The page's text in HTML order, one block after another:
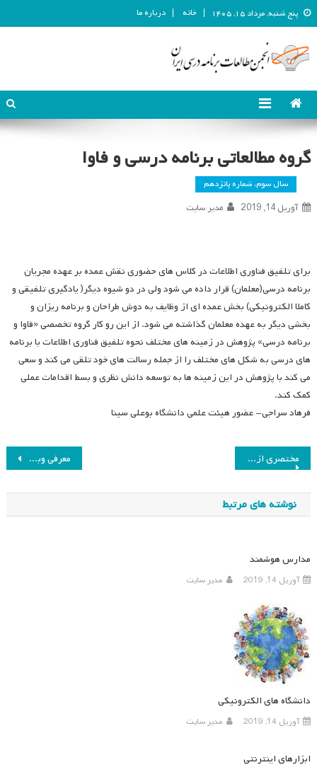
پنج شنبه, مرداد ۱۵, ۱۴۰۵ خانه درباره ما
انجمن مطالعات برنامه درسی ایران
گروه مطالعاتی برنامه درسی و فاوا
سال سوم، شماره پانزدهم
آوریل 14, 2019 مدیر سایت
برای تلفیق فناوری اطلاعات در کلاس های حضوری نقش عمده بر عهده مجریان
برنامه درسی(معلمان) قرار داده می شود ولی در دو شیوه دیگر( یادگیری تلفیقی و
کاملا الکترونیکی) بخش عمده ای از وظایف به دوش طراحان و برنامه ریزان و
بخشی دیگر به عهده معلمان گذاشته می شود. از این رو کار گروه تخصصی «فاوا و
برنامه درسی» پژوهش در زمینه های مختلف نحوه تلفیق فناوری اطلاعات با برنامه
های درسی به شکل های مختلف را از جمله رسالت های خود تلقی می کند و سعی
می کند با پژوهش در این زمینه ها به توسعه دانش نظری و بسط اقدامات عملی
کمک کند.
فرهاد سراجی- عضور هیئت علمی دانشگاه بوعلی سینا
راهبری
نوشته
معرفی وبلاگ ها مختصری از سخنرانی دکتر مسعود صدرالاشرافی در جلسه سیگ علوم
نوشته های مرتبط
مدارس هوشمند
آوریل 14, 2019 مدیر سایت
دانشگاه های الکترونیکی
آوریل 14, 2019 مدیر سایت
ابزارهای اینترنتی